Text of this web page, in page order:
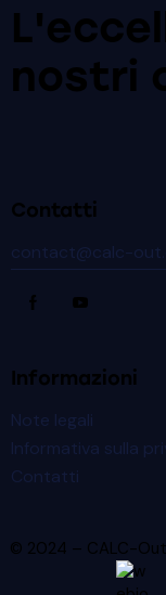
nostri
Contatti
contact@calc-
Informazioni
Note legali
Informativa sulla
Contatti
© 2024 – CALC-